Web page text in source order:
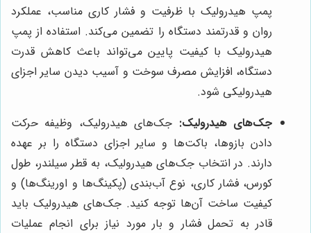
پمپ هیدرولیک با ظرفیت و فشار کاری مناسب، عملکرد
روان و قدرتمند دستگاه را تضمین می‌کند. استفاده از پمپ
هیدرولیک با کیفیت پایین می‌تواند باعث کاهش قدرت
دستگاه، افزایش مصرف سوخت و آسیب دیدن سایر اجزای
هیدرولیکی شود.
جک‌های هیدرولیک: جک‌های هیدرولیک، وظیفه حرکت
دادن بازوها، باکت‌ها و سایر اجزای دستگاه را بر عهده
دارند. در انتخاب جک‌های هیدرولیک، به قطر سیلندر، طول
کورس، فشار کاری، نوع آب‌بندی (پکینگ‌ها و اورینگ‌ها) و
کیفیت ساخت آن‌ها توجه کنید. جک‌های هیدرولیک باید
قادر به تحمل فشار و بار مورد نیاز برای انجام عملیات